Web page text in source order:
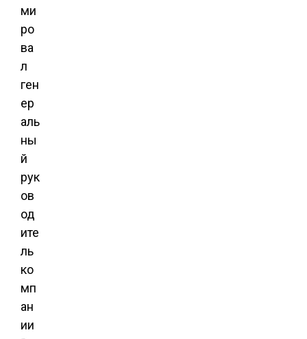
ми
ро
ва
л
ген
ер
аль
ны
й
рук
ов
од
ите
ль
ко
мп
ан
ии